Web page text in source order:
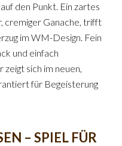
den Punkt. Ein zartes
cremiger Ganache, trifft
im WM-Design. Fein
und einfach
sich im neuen,
für Begeisterung
– SPIEL FÜR